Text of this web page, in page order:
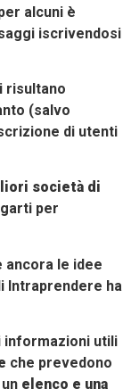
alcuni è
iscrivendosi
risultano
(salvo
di utenti
società di
per
ancora le idee
Intraprendere ha
informazioni utili
che prevedono
elenco e una